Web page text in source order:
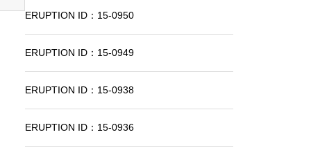
ERUPTION ID：15-0950
ERUPTION ID：15-0949
ERUPTION ID：15-0938
ERUPTION ID：15-0936